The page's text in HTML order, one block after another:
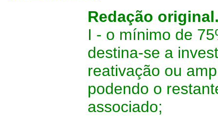
Redação
I - o mínimo de
destina-se a
reativação ou
podendo o
associado;